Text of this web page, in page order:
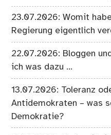
23.07.2026: Womit
Regierung eigentlich
22.07.2026: Bloggen
ich was dazu …
13.07.2026: Toleranz
Antidemokraten – was
Demokratie?